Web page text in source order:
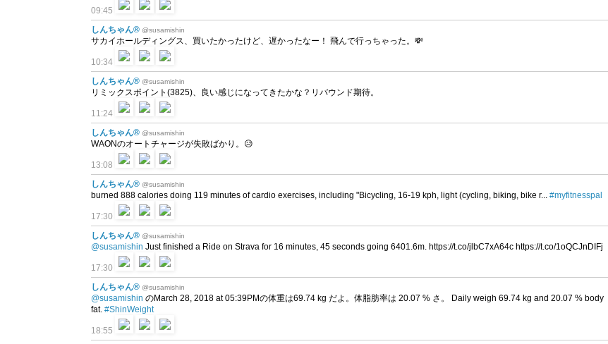
09:45
しんちゃん® @susamishin
サカイホールディングス、買いたかったけど、遅かったなー！ 飛んで行っちゃった。💸
10:34
しんちゃん® @susamishin
リミックスポイント(3825)、良い感じになってきたかな？リバウンド期待。
11:24
しんちゃん® @susamishin
WAONのオートチャージが失敗ばかり。😥
13:08
しんちゃん® @susamishin
burned 888 calories doing 119 minutes of cardio exercises, including "Bicycling, 16-19 kph, light (cycling, biking, bike r... #myfitnesspal
17:30
しんちゃん® @susamishin
@susamishin Just finished a Ride on Strava for 16 minutes, 45 seconds going 6401.6m. https://t.co/jlbC7xA64c https://t.co/1oQCJnDIFj
17:30
しんちゃん® @susamishin
@susamishin のMarch 28, 2018 at 05:39PMの体重は69.74 kg だよ。体脂肪率は 20.07 % さ。 Daily weigh 69.74 kg and 20.07 % body
fat. #ShinWeight
18:55